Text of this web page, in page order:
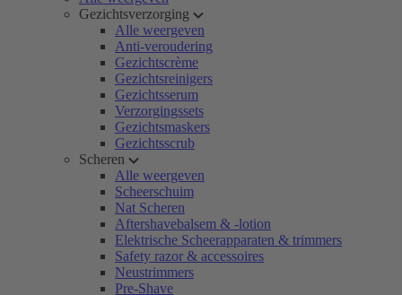
Gezichtsverzorging
Alle weergeven
Anti-veroudering
Gezichtscrème
Gezichtsreinigers
Gezichtsserum
Verzorgingssets
Gezichtsmaskers
Gezichtsscrub
Scheren
Alle weergeven
Scheerschuim
Nat Scheren
Aftershavebalsem & -lotion
Elektrische Scheerapparaten & trimmers
Safety razor & accessoires
Neustrimmers
Pre-Shave